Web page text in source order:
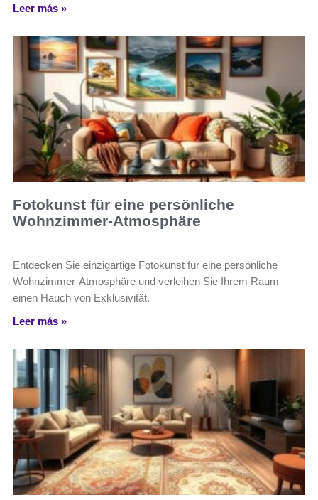
Leer más »
Fotokunst für eine persönliche
Wohnzimmer-Atmosphäre
Entdecken Sie einzigartige Fotokunst für eine persönliche
Wohnzimmer-Atmosphäre und verleihen Sie Ihrem Raum
einen Hauch von Exklusivität.
Leer más »